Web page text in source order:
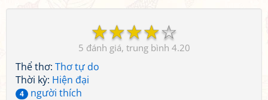
☆
☆
☆
☆
☆
5 4.20
Thể thơ: Thơ tự do
Thời kỳ: Hiện đại
4
người thích